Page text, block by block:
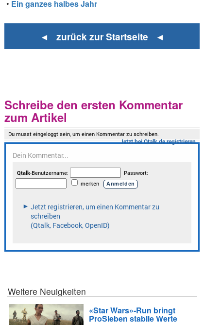
• Ein ganzes halbes Jahr
◄ zurück zur Startseite ◄
Schreibe den ersten Kommentar
zum Artikel
Weitere Neuigkeiten
«Star Wars»-Run bringt
ProSieben stabile Werte